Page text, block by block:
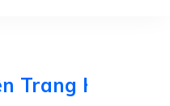
Kinh tế Biển